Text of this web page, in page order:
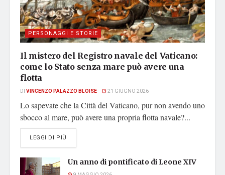
PERSONAGGI E STORIE
Il mistero del Registro navale del Vaticano:
come lo Stato senza mare può avere una
flotta
DI VINCENZO PALAZZO BLOISE 21 GIUGNO 2026
Lo sapevate che la Città del Vaticano, pur non avendo uno
sbocco al mare, può avere una propria flotta navale?...
LEGGI DI PIÙ
Un anno di pontificato di Leone XIV